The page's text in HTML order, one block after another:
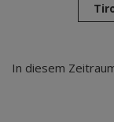
In diesem